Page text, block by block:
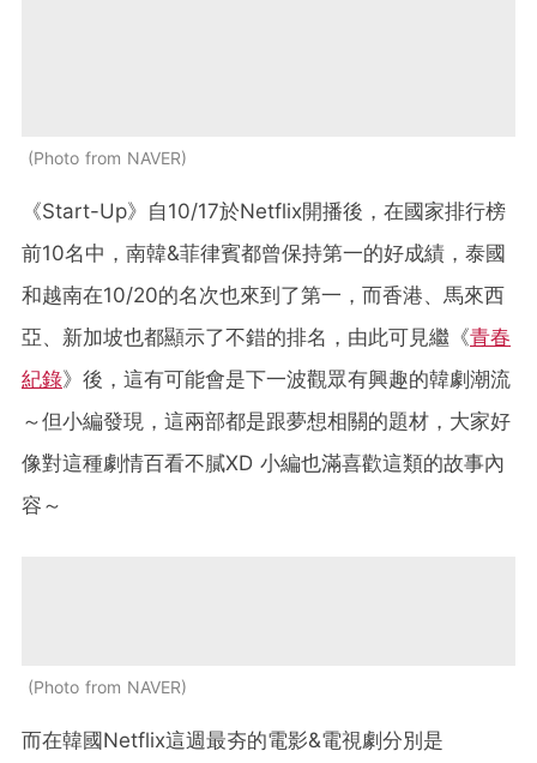
Photo from NAVER
《Start-Up》自10/17於Netflix開播後，在國家排行榜
前10名中，南韓&菲律賓都曾保持第一的好成績，泰國
和越南在10/20的名次也來到了第一，而香港、馬來西
亞、新加坡也都顯示了不錯的排名，由此可見繼《青春
紀錄》後，這有可能會是下一波觀眾有興趣的韓劇潮流
～但小編發現，這兩部都是跟夢想相關的題材，大家好
像對這種劇情百看不膩XD 小編也滿喜歡這類的故事內
容～
Photo from NAVER
而在韓國Netflix這週最夯的電影&電視劇分別是